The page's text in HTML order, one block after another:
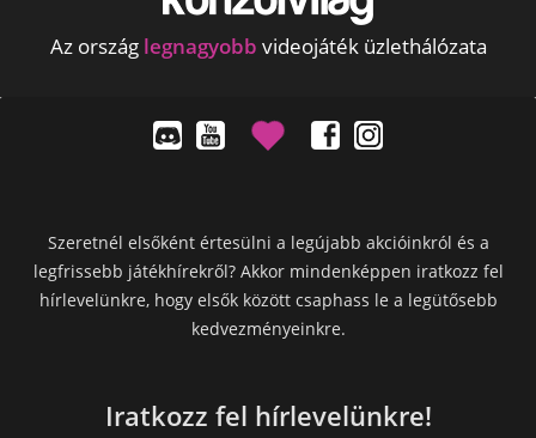
Az ország legnagyobb videojáték üzlethálózata
Szeretnél elsőként értesülni a legújabb akcióinkról és a
legfrissebb játékhírekről? Akkor mindenképpen iratkozz fel
hírlevelünkre, hogy elsők között csaphass le a legütősebb
kedvezményeinkre.
Iratkozz fel hírlevelünkre!